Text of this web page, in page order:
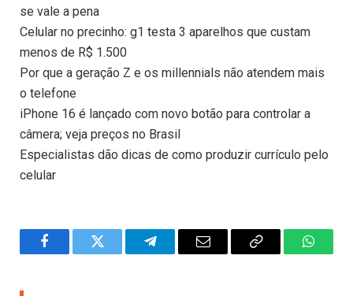
se vale a pena
Celular no precinho: g1 testa 3 aparelhos que custam
menos de R$ 1.500
Por que a geração Z e os millennials não atendem mais
o telefone
iPhone 16 é lançado com novo botão para controlar a
câmera; veja preços no Brasil
Especialistas dão dicas de como produzir currículo pelo
celular
FacebookTwitter TelegramEmail
Copy